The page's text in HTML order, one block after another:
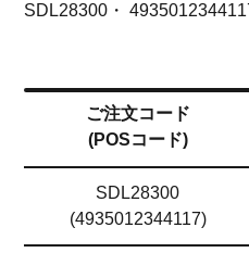
SDL28300・
ご注文コード
(POSコード)
SDL28300
(4935012344117)